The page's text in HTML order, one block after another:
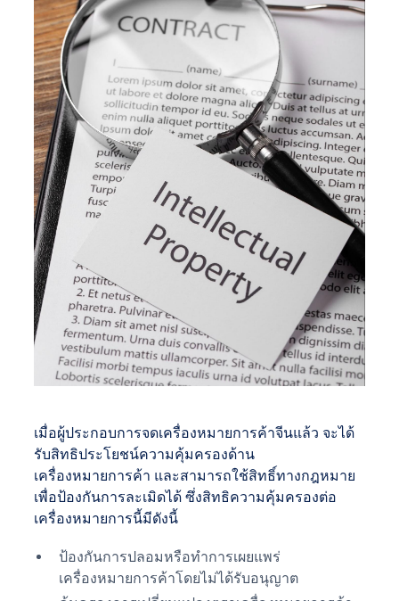
เมื่อผู้ประกอบการจดเครื่องหมายการค้าจีนแล้ว จะได้
รับสิทธิประโยชน์ความคุ้มครองด้าน
เครื่องหมายการค้า และสามารถใช้สิทธิ์ทางกฎหมาย
เพื่อป้องกันการละเมิดได้ ซึ่งสิทธิความคุ้มครองต่อ
เครื่องหมายการนี้มีดังนี้
ป้องกันการปลอมหรือทำการเผยแพร่
เครื่องหมายการค้าโดยไม่ได้รับอนุญาต